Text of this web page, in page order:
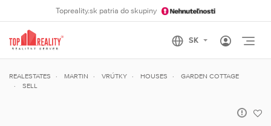
Topreality.sk patria do skupiny
REALESTATES MARTIN VRÚTKY HOUSES
GARDEN COTTAGE
SELL